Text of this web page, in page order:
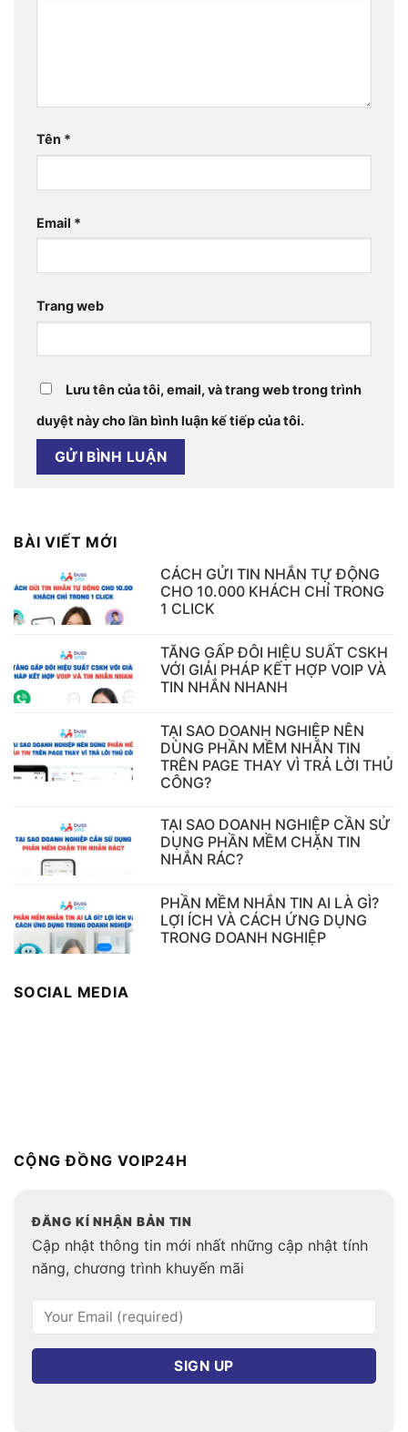
Tên *
Email *
Trang web
Lưu tên của tôi, email, và trang web trong trình
duyệt này cho lần bình luận kế tiếp của tôi.
BÀI VIẾT MỚI
CÁCH GỬI TIN NHẮN TỰ ĐỘNG
CHO 10.000 KHÁCH CHỈ TRONG
1 CLICK
TĂNG GẤP ĐÔI HIỆU SUẤT CSKH
VỚI GIẢI PHÁP KẾT HỢP VOIP VÀ
TIN NHẮN NHANH
TẠI SAO DOANH NGHIỆP NÊN
DÙNG PHẦN MỀM NHẮN TIN
TRÊN PAGE THAY VÌ TRẢ LỜI THỦ
CÔNG?
TẠI SAO DOANH NGHIỆP CẦN SỬ
DỤNG PHẦN MỀM CHẶN TIN
NHẮN RÁC?
PHẦN MỀM NHẮN TIN AI LÀ GÌ?
LỢI ÍCH VÀ CÁCH ỨNG DỤNG
TRONG DOANH NGHIỆP
SOCIAL MEDIA
CỘNG ĐỒNG VOIP24H
ĐĂNG KÍ NHẬN BẢN TIN
Cập nhật thông tin mới nhất những cập nhật tính
năng, chương trình khuyến mãi